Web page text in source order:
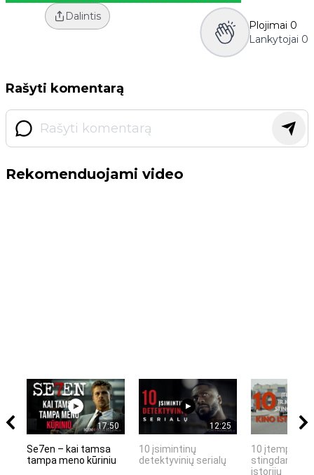
Dalintis
Plojimai 0
Lankytojai 0
Rašyti komentarą
Rekomenduojami video
17:50
Se7en – kai tamsa
tampa meno kūriniu
12:25
10 įsimintinų
detektyvinių serialų
10 įtemptų,
stingdančių
istorijų